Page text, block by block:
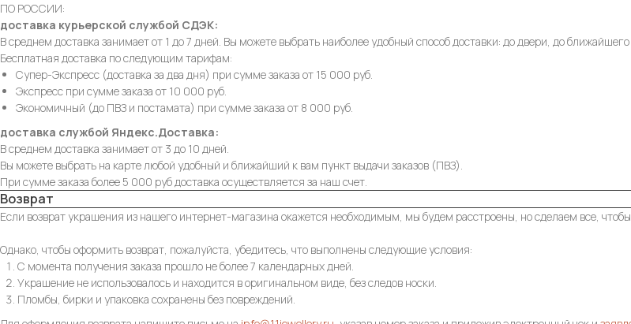
ПО РОССИИ:
доставка курьерской службой СДЭК:
В среднем доставка занимает от 1 до 7 дней. Вы можете выбрать наиболее удобный способ доставки: до двери, до
Бесплатная доставка по следующим тарифам:
Супер-Экспресс (доставка за два дня) при сумме заказа от 15 000 руб.
Экспресс при сумме заказа от 10 000 руб.
Экономичный (до ПВЗ и постамата) при сумме заказа от 8 000 руб.
доставка службой Яндекс.Доставка:
В среднем доставка занимает от 3 до 10 дней.
Вы можете выбрать на карте любой удобный и ближайший к вам пункт выдачи заказов (ПВЗ).
При сумме заказа более 5 000 руб доставка осуществляется за наш счет.
Возврат
Если возврат украшения из нашего интернет-магазина окажется необходимым, мы будем расстроены, но сделаем все,
Однако, чтобы оформить возврат, пожалуйста, убедитесь, что выполнены следующие условия:
С момента получения заказа прошло не более 7 календарных дней.
Украшение не использовалось и находится в оригинальном виде, без следов носки.
Пломбы, бирки и упаковка сохранены без повреждений.